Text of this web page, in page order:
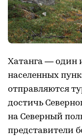
Хатанга — один
населенных
отправляются
достичь
на Северный
представители